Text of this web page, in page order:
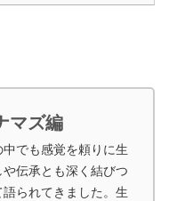
マズ編
でも感覚を頼りに生
伝承とも深く結びつ
られてきました。生